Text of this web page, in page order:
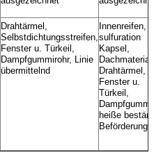
Drahtärmel,
Selbstdichtungsstreifen,
Fenster u. Türkeil,
Dampfgummirohr, Linie
übermittelnd
Innenreifen,
sulfuration
Kapsel,
Drahtärmel,
Fenster u.
Türkeil,
heiße